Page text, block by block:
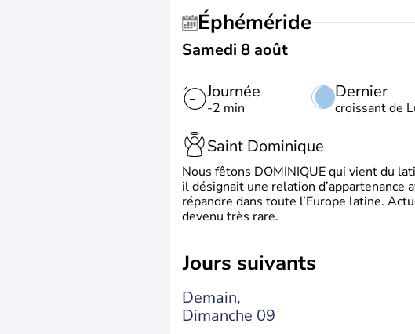
Éphéméride
Samedi 8 août
Journée
-2 min
Dernier
croissant de
Saint Dominique
Nous fêtons DOMINIQUE qui vient du
il désignait une relation d’appartenance
répandre dans toute l’Europe latine.
devenu très rare.
jours suivants
Demain,
Dimanche 09